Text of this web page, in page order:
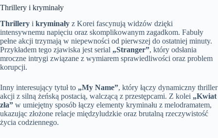
Thrillery i kryminały
Thrillery i kryminały z Korei fascynują widzów dzięki
intensywnemu napięciu oraz skomplikowanym zagadkom. Fabuły
pełne akcji trzymają w niepewności od pierwszej do ostatniej minuty.
Przykładem tego zjawiska jest serial „Stranger”, który odsłania
mroczne intrygi związane z wymiarem sprawiedliwości oraz problem
korupcji.
Inny interesujący tytuł to „My Name”, który łączy dynamiczny thriller
akcji z silną żeńską postacią, walczącą z przestępcami. Z kolei „Kwiat
zła” w umiejętny sposób łączy elementy kryminału z melodramatem,
ukazując złożone relacje międzyludzkie oraz brutalną rzeczywistość
życia codziennego.